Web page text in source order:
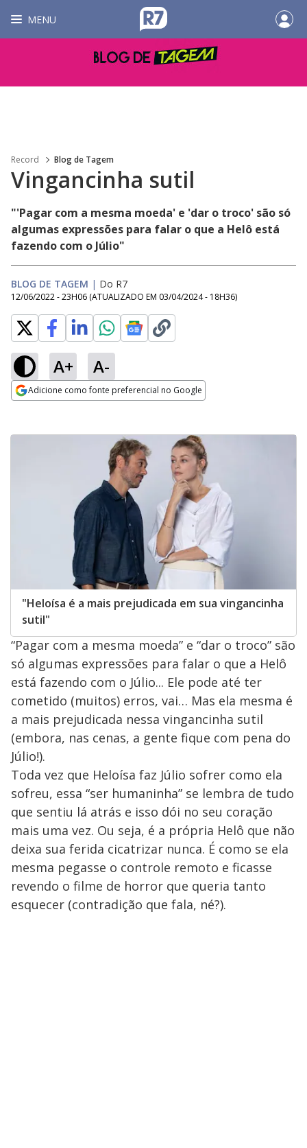
MENU
Record Blog de Tagem
Vingancinha sutil
"'Pagar com a mesma moeda' e 'dar o troco' são só
algumas expressões para falar o que a Helô está
fazendo com o Júlio"
BLOG DE TAGEM | Do R7
12/06/2022 - 23H06 (ATUALIZADO EM 03/04/2024 - 18H36)
A+ A-
Adicione como fonte preferencial no Google
"Heloísa é a mais prejudicada em sua vingancinha
sutil"
“Pagar com a mesma moeda” e “dar o troco” são
só algumas expressões para falar o que a Helô
está fazendo com o Júlio... Ele pode até ter
cometido (muitos) erros, vai… Mas ela mesma é
a mais prejudicada nessa vingancinha sutil
(embora, nas cenas, a gente fique com pena do
Júlio!).
Toda vez que Heloísa faz Júlio sofrer como ela
sofreu, essa “ser humaninha” se lembra de tudo
que sentiu lá atrás e isso dói no seu coração
mais uma vez. Ou seja, é a própria Helô que não
deixa sua ferida cicatrizar nunca. É como se ela
mesma pegasse o controle remoto e ficasse
revendo o filme de horror que queria tanto
esquecer (contradição que fala, né?).